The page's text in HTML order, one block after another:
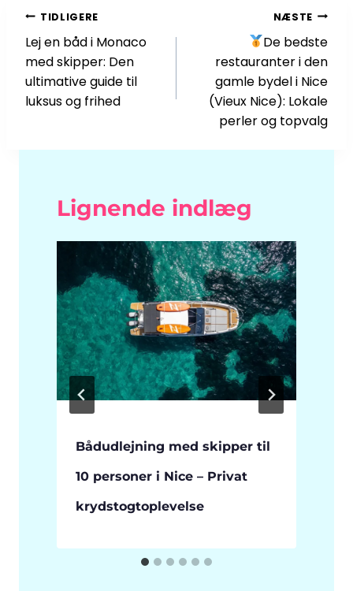
Indlægsnavigation
TIDLIGERE
Lej en båd i Monaco
med skipper: Den
ultimative guide til
luksus og frihed
NÆSTE
De bedste
restauranter i den
gamle bydel i Nice
(Vieux Nice): Lokale
perler og topvalg
Lignende indlæg
Bådudlejning med skipper til
10 personer i Nice – Privat
krydstogtoplevelse